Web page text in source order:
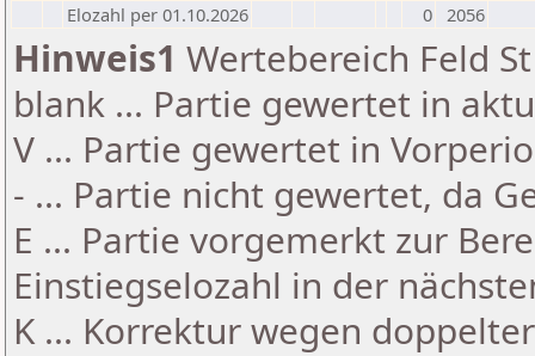
Elozahl per 01.10.2026
0 2056
Hinweis1 Wertebereich Feld
blank ... Partie gewertet in
V ... Partie gewertet in
- ... Partie nicht gewertet, da
E ... Partie vorgemerkt zur
Einstiegselozahl in der
K ... Korrektur wegen